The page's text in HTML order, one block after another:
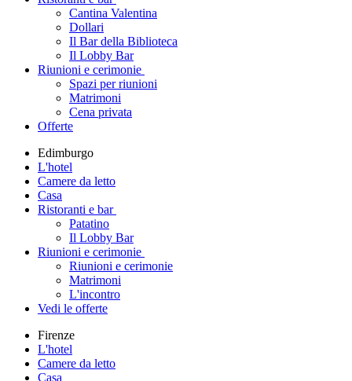
Cantina Valentina
Dollari
Il Bar della Biblioteca
Il Lobby Bar
Riunioni e cerimonie
Spazi per riunioni
Matrimoni
Cena privata
Offerte
Edimburgo
L'hotel
Camere da letto
Casa
Ristoranti e bar
Patatino
Il Lobby Bar
Riunioni e cerimonie
Riunioni e cerimonie
Matrimoni
L'incontro
Vedi le offerte
Firenze
L'hotel
Camere da letto
Casa